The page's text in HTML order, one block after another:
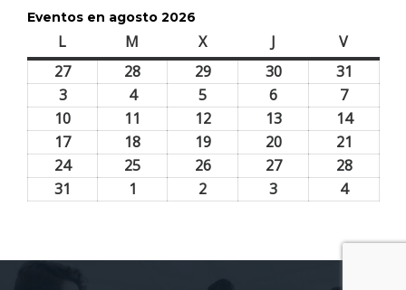
Eventos en agosto 2026
L M Xmiércoles J Vviernes
2727
28 2929
2026
3030
2026
31
2026
33
agosto,
2026
44
agosto,
2026
5
agosto,
2026
6
agosto,
2026
77
agosto,
2026
10
agosto,
2026
11 1212
agosto,
2026
1313
agosto,
2026
1414
2026
1717
agosto,
18 1919
agosto,
2020
agosto,
21
agosto,
2424
25 2626
2727
2828
31 1 2 3 44